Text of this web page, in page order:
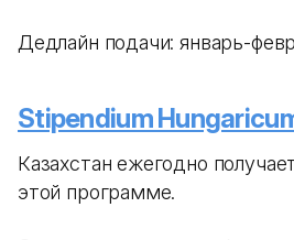
Дедлайн подачи: январь-
Stipendium
Казахстан ежегодно
этой программе.